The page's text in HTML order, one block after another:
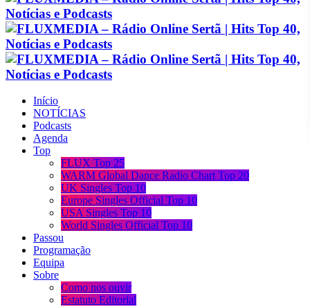
Início
NOTÍCIAS
Podcasts
Agenda
Top
FLUX Top 25
WARM Global Dance Radio Chart Top 20
UK Singles Top 10
Europe Singles Official Top 10
USA Singles Top 10
World Singles Official Top 10
Passou
Programação
Equipa
Sobre
Como nos ouvir
Estatuto Editorial